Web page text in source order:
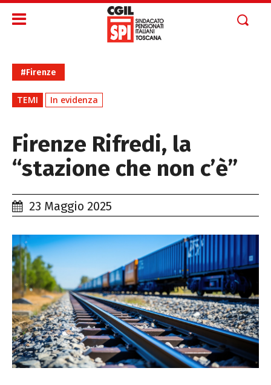
#Firenze
TEMI In evidenza
Firenze Rifredi, la
“stazione che non c’è”
23 Maggio 2025